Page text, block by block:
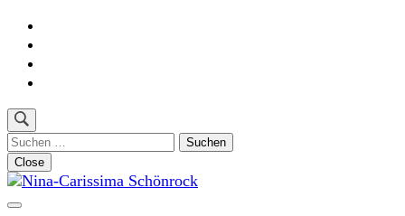
Skip
content
(Press
Suchen
nach:
Close